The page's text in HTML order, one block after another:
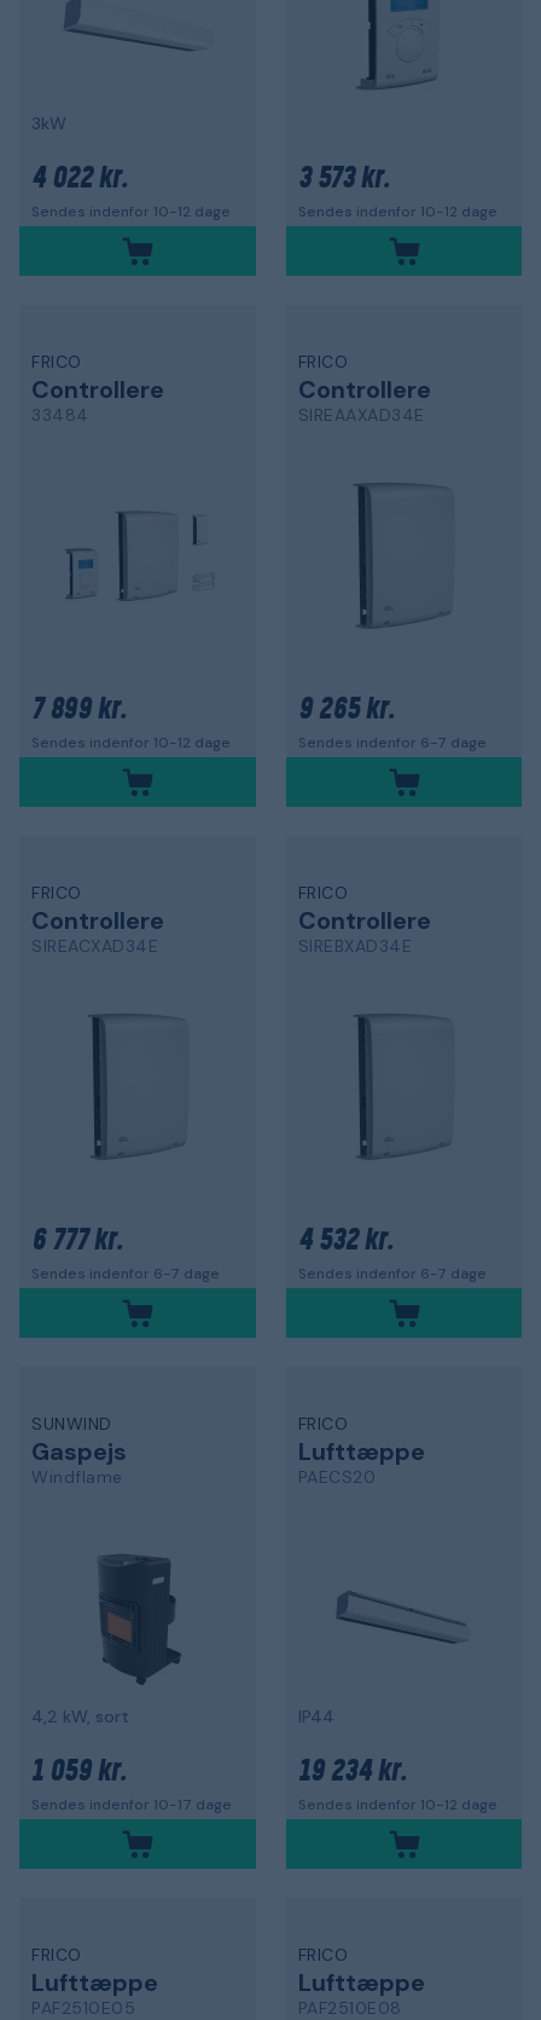
3kW
4 022 kr.
Sendes indenfor 10-12 dage
3 573 kr.
Sendes indenfor 10-12 dage
FRICO
Controllere
33484
7 899 kr.
Sendes indenfor 10-12 dage
FRICO
Controllere
SIREAAXAD34E
9 265 kr.
Sendes indenfor 6-7 dage
FRICO
Controllere
SIREACXAD34E
6 777 kr.
Sendes indenfor 6-7 dage
FRICO
Controllere
SIREBXAD34E
4 532 kr.
Sendes indenfor 6-7 dage
SUNWIND
Gaspejs
Windflame
4,2 kW, sort
1 059 kr.
Sendes indenfor 10-17 dage
FRICO
Lufttæppe
PAECS20
IP44
19 234 kr.
Sendes indenfor 10-12 dage
FRICO
Lufttæppe
PAF2510E05
FRICO
Lufttæppe
PAF2510E08